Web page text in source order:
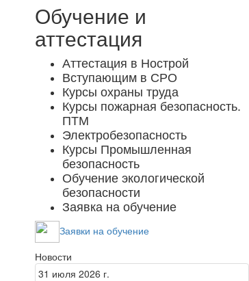
Обучение и
аттестация
Аттестация в Нострой
Вступающим в СРО
Курсы охраны труда
Курсы пожарная безопасность.
ПТМ
Электробезопасность
Курсы Промышленная
безопасность
Обучение экологической
безопасности
Заявка на обучение
Заявки на обучение
Новости
31 июля 2026 г.